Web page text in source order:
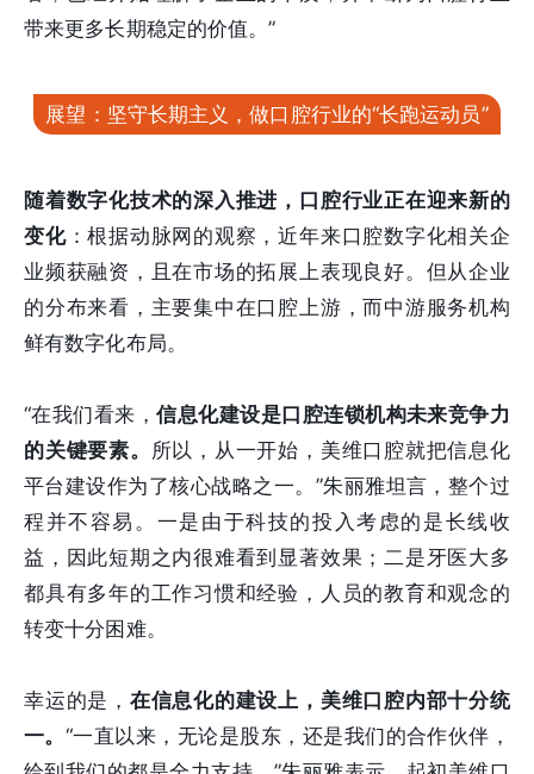
带来更多长期稳定的价值。”
展望：坚守长期主义，做口腔行业的“长跑运动员”
随着数字化技术的深入推进，口腔行业正在迎来新的
变化：根据动脉网的观察，近年来口腔数字化相关企
业频获融资，且在市场的拓展上表现良好。但从企业
的分布来看，主要集中在口腔上游，而中游服务机构
鲜有数字化布局。
“在我们看来，信息化建设是口腔连锁机构未来竞争力
的关键要素。
所以，从一开始，美维口腔就把信息化
平台建设作为了核心战略之一。”朱丽雅坦言，整个过
程并不容易。一是由于科技的投入考虑的是长线收
益，因此短期之内很难看到显著效果；二是牙医大多
都具有多年的工作习惯和经验，人员的教育和观念的
转变十分困难。
幸运的是， 在信息化的建设上，美维口腔内部十分统
一。 “一直以来，无论是股东，还是我们的合作伙伴，